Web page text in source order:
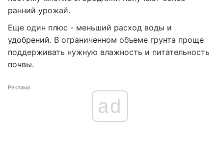
ранний урожай.
Еще один плюс - меньший расход воды и
удобрений. В ограниченном объеме грунта проще
поддерживать нужную влажность и питательность
почвы.
Реклама
ad